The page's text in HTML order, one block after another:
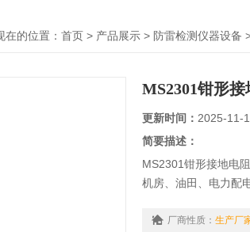
在的位置： 首页 > 产品展示 > 防雷检测仪器设备
MS2301钳形
更新时间： 2025-11-
简要描述：
MS2301钳形接地电
机房、油田、电力配
厂商性质： 生产厂